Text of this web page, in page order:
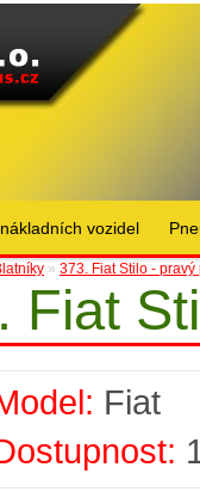
vozidel
» 373. Fiat Stilo - pravý
Fiat
Fiat